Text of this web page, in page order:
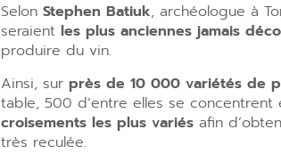
Selon Stephen Batiuk, archéologue à
seraientles plus anciennes jamais
produire du vin.
Ainsi, sur près de 10 000 variétés de
table, 500 d’entre elles se concentrent
croisements les plus variésafin
très reculée.